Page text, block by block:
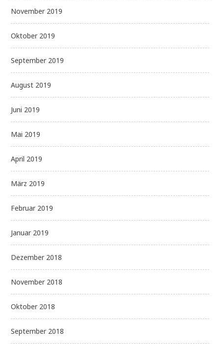
November 2019
Oktober 2019
September 2019
August 2019
Juni 2019
Mai 2019
April 2019
März 2019
Februar 2019
Januar 2019
Dezember 2018
November 2018
Oktober 2018
September 2018